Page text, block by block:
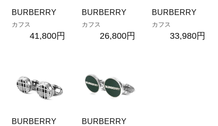
BURBERRY
カフス
41,800円
BURBERRY
カフス
26,800円
BURBERRY
カフス
33,980円
BURBERRY BURBERRY